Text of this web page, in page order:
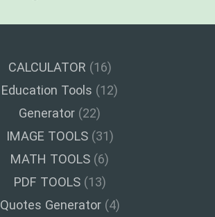
CALCULATOR (16)
Education Tools (12)
Generator (22)
IMAGE TOOLS(31)
MATH TOOLS (6)
PDF TOOLS(13)
Quotes Generator(4)